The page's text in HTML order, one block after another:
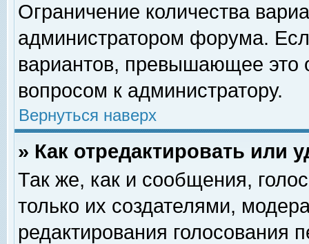
Ограничение количества
администратором форума.
вариантов, превышающее это
вопросом к администратору.
Вернуться наверх
» Как отредактировать или
Так же, как и сообщения,
только их создателями,
редактирования голосования